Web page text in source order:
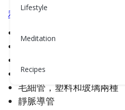
Lifestyle
Meditation
Recipes
利器廢物包括：
縫合針、手術刀片、蝴蝶針
真空採血管（血液採集
附有真空採血管支架的抽血
毛細管，塑料和玻璃兩種
靜脈導管